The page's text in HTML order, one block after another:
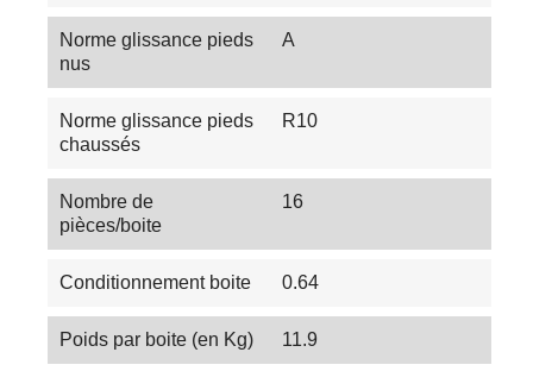
Norme glissance pieds
nus
A
Norme glissance pieds
chaussés
R10
Nombre de
pièces/boite
16
Conditionnement boite 0.64
Poids par boite (en Kg) 11.9